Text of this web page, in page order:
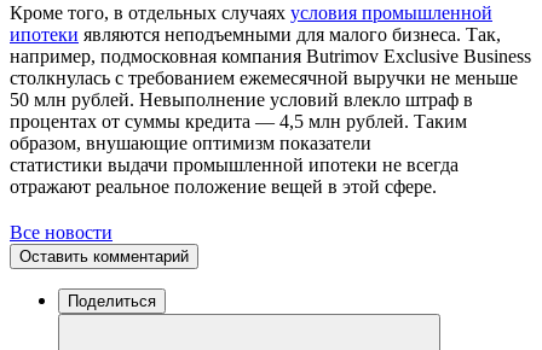
Кроме того, в отдельных случаях условия промышленной
ипотеки являются неподъемными для малого бизнеса. Так,
например, подмосковная компания Butrimov Exclusive Business
столкнулась с требованием ежемесячной выручки не меньше
50 млн рублей. Невыполнение условий влекло штраф в
процентах от суммы кредита — 4,5 млн рублей. Таким
образом, внушающие оптимизм показатели
статистики выдачи промышленной ипотеки не всегда
отражают реальное положение вещей в этой сфере.
Все новости
Оставить комментарий
Поделиться